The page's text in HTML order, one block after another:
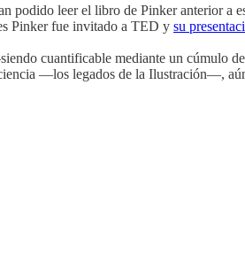
podido leer el libro de Pinker anterior a
Pinker fue invitado a TED y su
cuantificable mediante un cúmulo
—los legados de la Ilustración—,